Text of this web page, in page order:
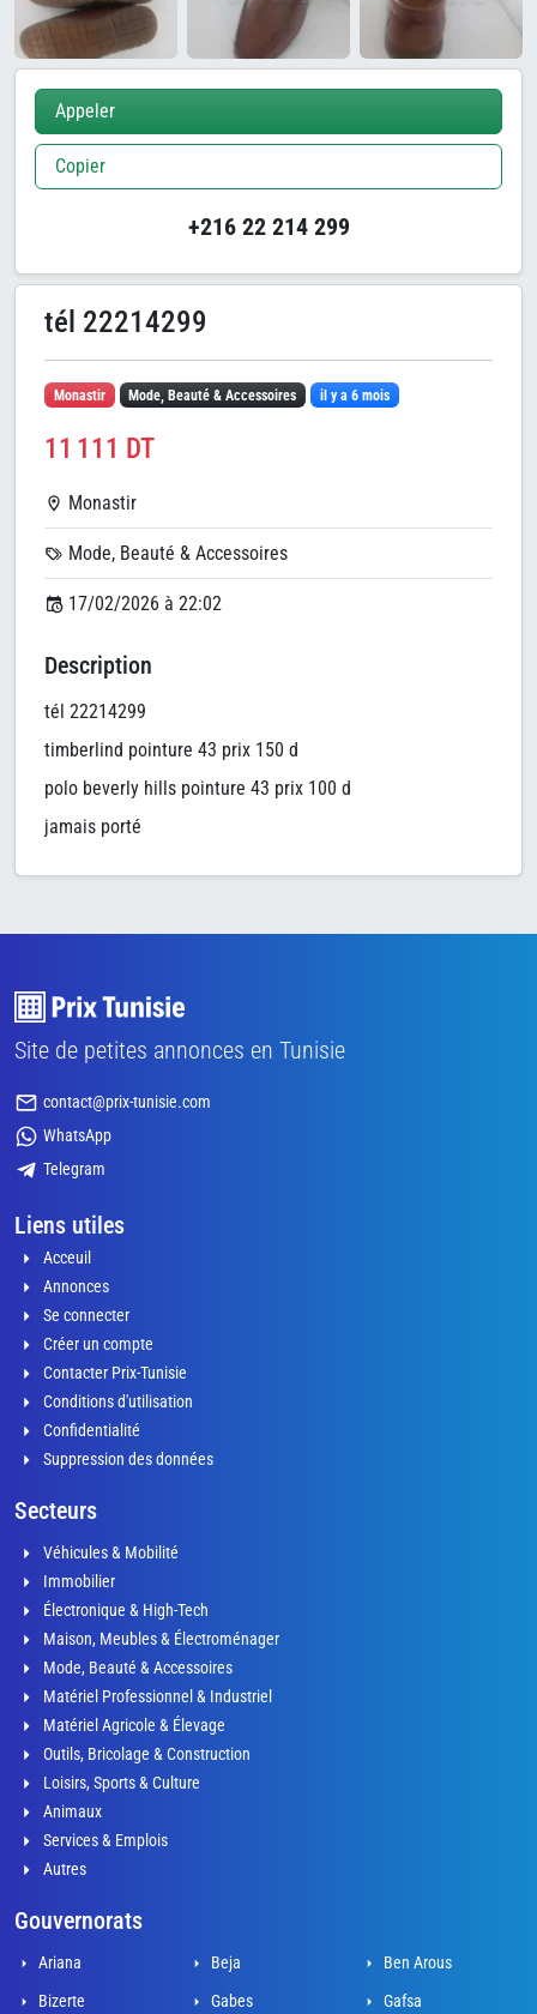
Appeler
Copier
+216 22 214 299
tél 22214299
Monastir Mode, Beauté & Accessoires il y a 6 mois
11 111 DT
Monastir
Mode, Beauté & Accessoires
17/02/2026 à 22:02
Description
tél 22214299
timberlind pointure 43 prix 150 d
polo beverly hills pointure 43 prix 100 d
jamais porté
Site de petites annonces en Tunisie
contact@prix-tunisie.com
WhatsApp
Telegram
Liens utiles
Acceuil
Annonces
Se connecter
Créer un compte
Contacter Prix-Tunisie
Conditions d'utilisation
Confidentialité
Suppression des données
Secteurs
Véhicules & Mobilité
Immobilier
Électronique & High-Tech
Maison, Meubles & Électroménager
Mode, Beauté & Accessoires
Matériel Professionnel & Industriel
Matériel Agricole & Élevage
Outils, Bricolage & Construction
Loisirs, Sports & Culture
Animaux
Services & Emplois
Autres
Gouvernorats
Ariana Beja
Ben Arous
Bizerte
Gabes Gafsa